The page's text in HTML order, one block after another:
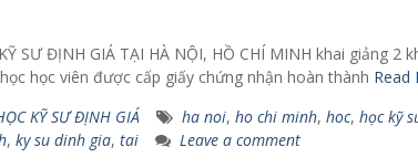
SƯ ĐỊNH GIÁ TẠI HÀ NỘI, HỒ CHÍ MINH khai giảng
học viên được cấp giấy chứng nhận hoàn thành Read
KỸ SƯ ĐỊNH GIÁ
ha noi, ho chi minh, hoc, học kỹ
, ky su dinh gia, tai Leave a comment